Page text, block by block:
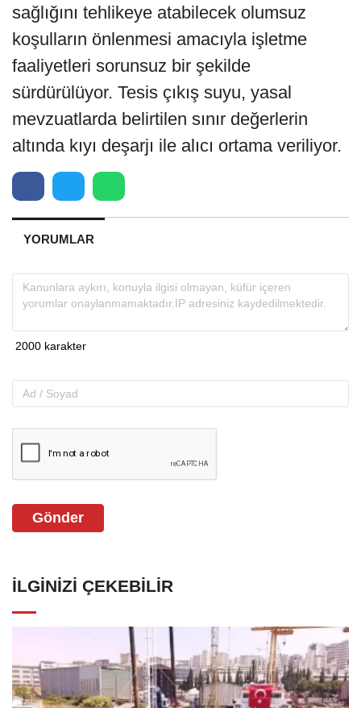
sağlığını tehlikeye atabilecek olumsuz
koşulların önlenmesi amacıyla işletme
faaliyetleri sorunsuz bir şekilde
sürdürülüyor. Tesis çıkış suyu, yasal
mevzuatlarda belirtilen sınır değerlerin
altında kıyı deşarjı ile alıcı ortama veriliyor.
YORUMLAR
Gönder
İLGINIZI ÇEKEBILIR